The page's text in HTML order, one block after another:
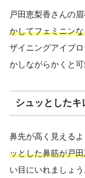
戸田恵梨香さんの
かしてフェミニン
ザイニングアイブ
かしながらかくと
シュッとしたキ
鼻先が高く見える
ッとした鼻筋が戸
い目にいれましょ